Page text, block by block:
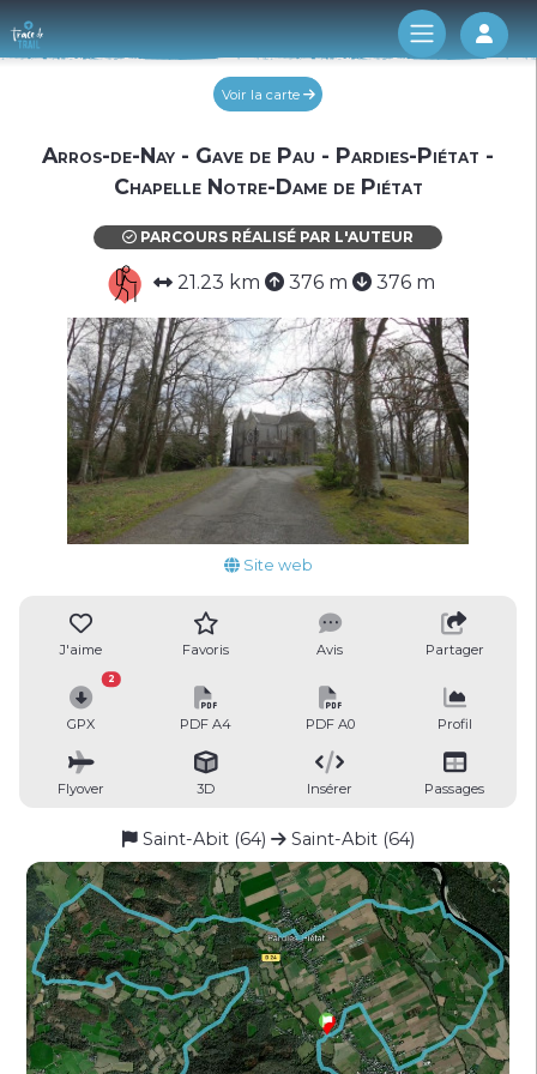
Log
Voir la carte
Arros-de-Nay - Gave de Pau - Pardies-Piétat -
Chapelle Notre-Dame de Piétat
PARCOURS RÉALISÉ PAR L'AUTEUR
21.23 km 376 m 376 m
Site web
J'aime Favoris Avis Partager
GPX
2
PDF A4 PDF A0 Profil
Flyover 3D Insérer Passages
Saint-Abit (64) Saint-Abit (64)